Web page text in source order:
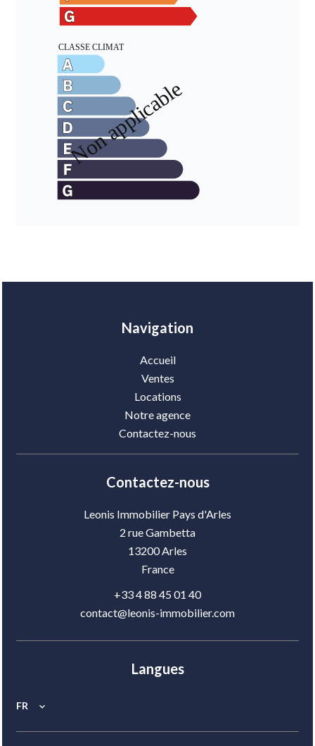
Navigation
Accueil
Ventes
Locations
Notre agence
Contactez-nous
Contactez-nous
Leonis Immobilier Pays d'Arles
2 rue Gambetta
13200Arles
France
+33 4 88 45 01 40
contact@leonis-immobilier.com
Langues
FR